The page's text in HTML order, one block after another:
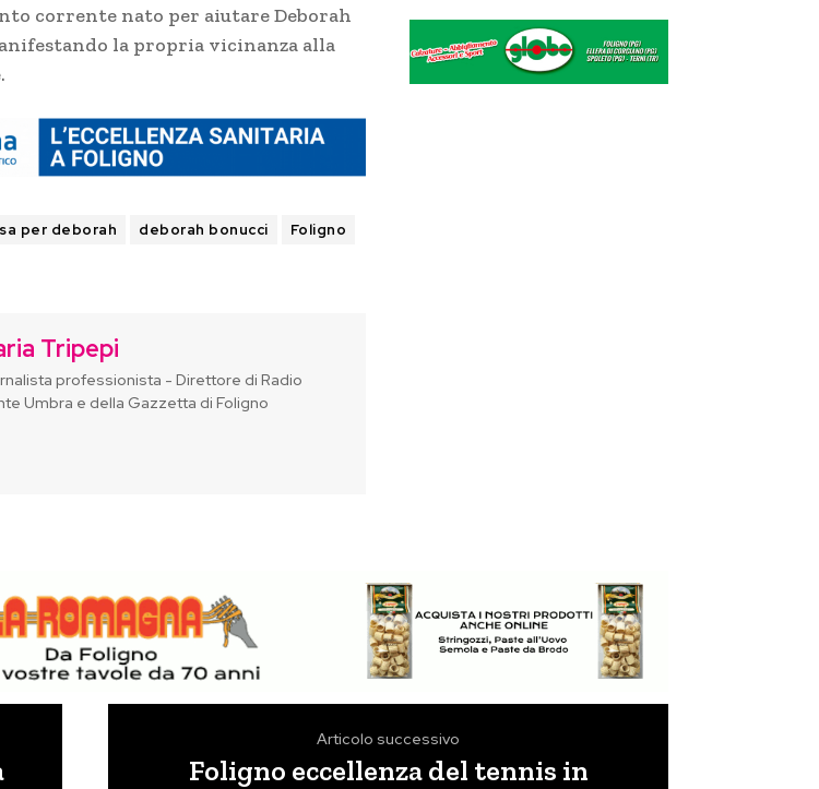
corrente nato per aiutare Deborah
la propria vicinanza alla
per deborah deborah bonucci Foligno
Tripepi
professionista - Direttore di Radio
Umbra e della Gazzetta di Foligno
Articolo successivo
Foligno eccellenza del tennis in